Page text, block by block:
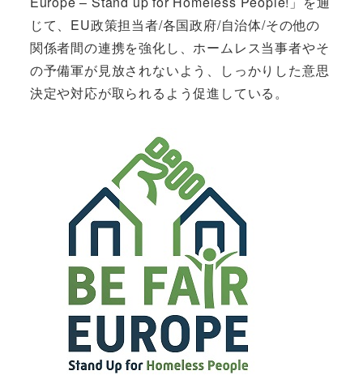
じて、EU政策担当者/各国政府/自治体/その他の
関係者間の連携を強化し、ホームレス当事者やそ
の予備軍が見放されないよう、しっかりした意思
決定や対応が取られるよう促進している。